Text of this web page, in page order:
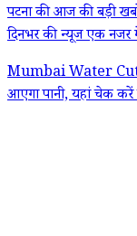
पटना की आज की बड़ी
दिनभर की न्यूज एक नजर
Mumbai Water
आएगा पानी, यहां चेक करें